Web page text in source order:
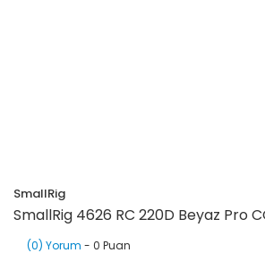
SmallRig
SmallRig 4626 RC 220D Beyaz Pro
(0) Yorum - 0 Puan